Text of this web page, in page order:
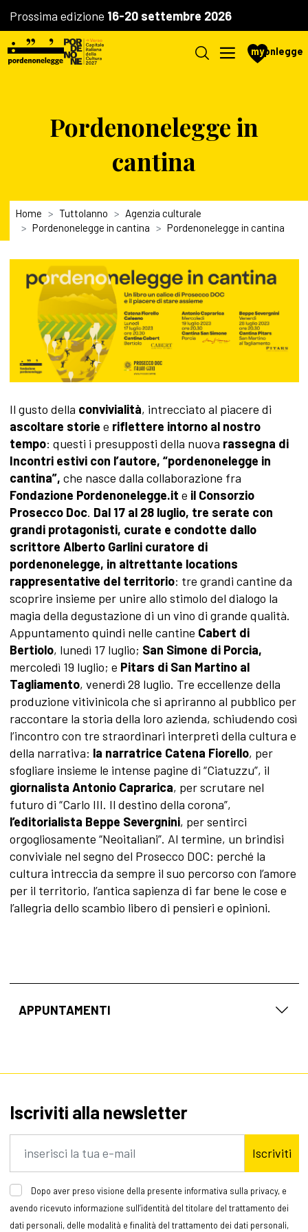
Prossima edizione 16-20 settembre 2026
mypnlegge
Pordenonelegge in
cantina
Home Tuttolanno
Agenzia culturale
Pordenonelegge in cantina
Pordenonelegge in cantina
Il gusto della convivialità, intrecciato al piacere di
ascoltare storie e riflettere intorno al nostro
tempo: questi i presupposti della nuova rassegna di
Incontri estivi con l’autore, “pordenonelegge in
cantina”, che nasce dalla collaborazione fra
Fondazione Pordenonelegge.it e il Consorzio
Prosecco Doc. Dal 17 al 28 luglio, tre serate con
grandi protagonisti, curate e condotte dallo
scrittore Alberto Garlini curatore di
pordenonelegge, in altrettante locations
rappresentative del territorio: tre grandi cantine da
scoprire insieme per unire allo stimolo del dialogo la
magia della degustazione di un vino di grande qualità.
Appuntamento quindi nelle cantine Cabert di
Bertiolo, lunedì 17 luglio; San Simone di Porcia,
mercoledì 19 luglio; e Pitars di San Martino al
Tagliamento, venerdì 28 luglio. Tre eccellenze della
produzione vitivinicola che si apriranno al pubblico per
raccontare la storia della loro azienda, schiudendo così
l’incontro con tre straordinari interpreti della cultura e
della narrativa: la narratrice Catena Fiorello, per
sfogliare insieme le intense pagine di “Ciatuzzu”, il
giornalista Antonio Caprarica, per scrutare nel
futuro di “Carlo III. Il destino della corona”,
l’editorialista Beppe Severgnini, per sentirci
orgogliosamente “Neoitaliani”. Al termine, un brindisi
conviviale nel segno del Prosecco DOC: perché la
cultura intreccia da sempre il suo percorso con l’amore
per il territorio, l’antica sapienza di far bene le cose e
l’allegria dello scambio libero di pensieri e opinioni.
APPUNTAMENTI
Iscriviti alla newsletter
Iscriviti
Dopo aver preso visione della presente informativa sulla privacy, e
avendo ricevuto informazione sull’identità del titolare del trattamento dei
dati personali, delle modalità e finalità del trattamento dei dati personali,